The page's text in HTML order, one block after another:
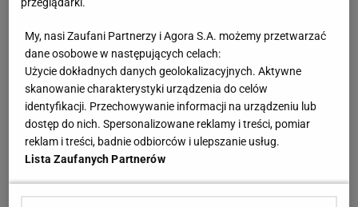
W FACTORY Annopol powstał kort do padla.
Outletowi klienci zagrają za darmo
MATERIAŁ PROMOCYJNY
Tichonow grzmi: Z Polakami należy postąpić
dokładnie tak samo
Wpadka z Abramowicz wywołała szum. U
My, nasi Zaufani Partnerzy i Agora S.A. możemy przetwarzać
dane osobowe w następujących celach:
Użycie dokładnych danych geolokalizacyjnych. Aktywne
skanowanie charakterystyki urządzenia do celów
identyfikacji. Przechowywanie informacji na urządzeniu lub
dostęp do nich. Spersonalizowane reklamy i treści, pomiar
reklam i treści, badnie odbiorców i ulepszanie usług.
Lista Zaufanych Partnerów